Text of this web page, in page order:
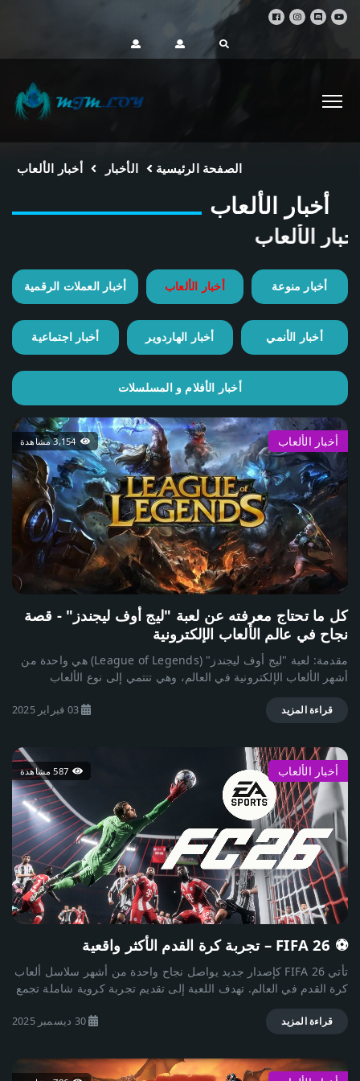
الصفحة الرئيسية الأخبار أخبار الألعاب
أخبار الألعاب
أخبار الألعاب
أخبار منوعة أخبار الألعاب أخبار العملات الرقمية
أخبار الأنمي أخبار الهاردوير أخبار اجتماعية
أخبار الأفلام و المسلسلات
أخبار الألعاب 3,154 مشاهدة
كل ما تحتاج معرفته عن لعبة "ليج أوف ليجندز" - قصة
نجاح في عالم الألعاب الإلكترونية
مقدمة: لعبة "ليج أوف ليجندز" (League of Legends) هي واحدة من
أشهر الألعاب الإلكترونية في العالم، وهي تنتمي إلى نوع الألعاب
من قبل شركة Riot Games في عام 2009. وقد شهدت اللعبة نجاحاً
أوف ليجندز" على مبدأ اللعب الجماعي في فرق مكونة من خمسة
لاعبين ضد خمسة آخرين في ساحة المعركة. الهدف الأساسي في
اللعبة هو تدمير "النيكسوس" الخاص بالفريق المنافس، وهو العنصر
المركزي في قاعدة العدو. 🌐 آلية اللعب: تبدأ اللعبة باختيار كل لاعب
لشخصية من مجموعة كبيرة من الشخصيات المعروفة بـ"الأبطال". كل
بطل يمتلك مهارات فريدة وقوية، ويجب على اللاعبين التنسيق معًا
لتحقيق الفوز. يتنقل اللاعبون في خريطة تقسّم إلى ثلاث مسارات
رئيسية (Top, Mid, Bottom) مع وجود "الغابات" بين هذه المسارات
لتجميع الموارد. الاستراتيجيات والمهارات: الفوز في ليج أوف ليجندز
يتطلب أكثر من مجرد القوة الفردية. التنسيق الجماعي، فهم
المباراة هي مفتاح الفوز. ⚡ التحديثات والبطولات: تستمر Riot Games
في تحديث اللعبة بشكل دوري لإضافة أبطال جدد، تحسينات في اللعب،
وتحديات موسمية. كما تنظم اللعبة بطولات عالمية مثل "دوري العالم"
(World Championship) الذي يجذب ملايين المشاهدين من جميع
أنحاء العالم. 🏆 الاستمتاع باللعبة: اللعبة متاحة على منصات مختلفة
مثل الكمبيوتر الشخصي (PC)، وتعتبر واحدة من أكثر الألعاب التي تمت
قراءة المزيد 03 فبراير 2025
أخبار الألعاب 587 مشاهدة
⚽ FIFA 26 – تجربة كرة القدم الأكثر واقعية
تأتي FIFA 26 كإصدار جديد يواصل نجاح واحدة من أشهر سلاسل ألعاب
كرة القدم في العالم. تهدف اللعبة إلى تقديم تجربة كروية شاملة تجمع
أسلوب اللعب، الرسوميات، والذكاء الاصطناعي مقارنة بالإصدارات
تم تطوير حركات اللاعبين لتصبح أكثر سلاسة وطبيعية، سواء في
الجري، المراوغة، التمرير أو التسديد. كما تم تحسين فيزياء الكرة
قراءة المزيد 30 ديسمبر 2025